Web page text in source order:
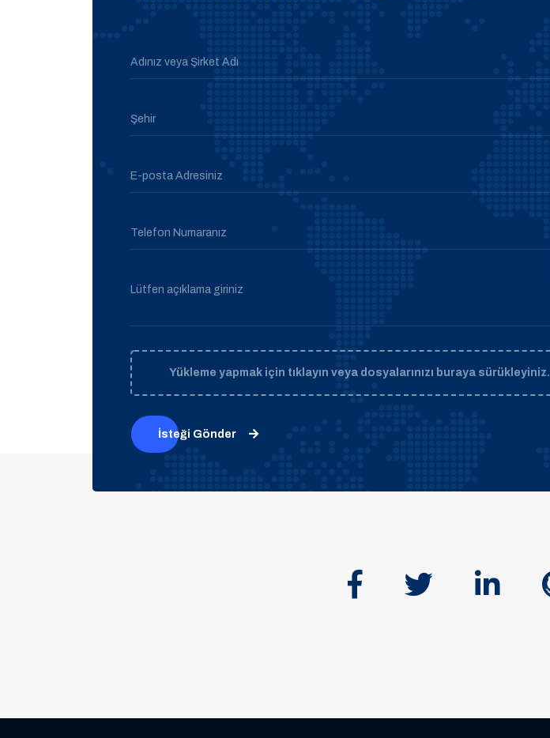
Adınız veya Şirket Adı
Şehir
E-posta Adresiniz
Telefon Numaranız
Lütfen açıklama giriniz
Yükleme yapmak için tıklayın veya dosyalarınızı buraya sürükleyiniz.
İsteği Gönder